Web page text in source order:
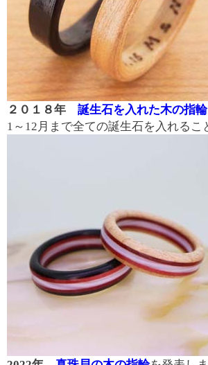
２０１８年 誕生石を入れた木の指輪
1～12月まで全ての誕生石を入れるこ